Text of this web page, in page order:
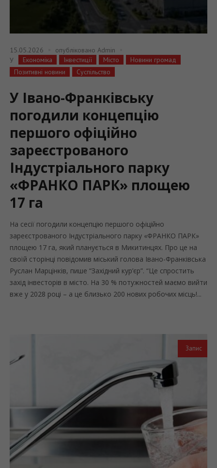
15.05.2026 опубліковано Admin
У
Економіка Інвестиції Місто
Новини громад
Позитивні новини
Суспільство
У Івано-Франківську
погодили концепцію
першого офіційно
зареєстрованого
Індустріального парку
«ФРАНКО ПАРК» площею
17 га
На сесії погодили концепцію першого офіційно
зареєстрованого Індустріального парку «ФРАНКО ПАРК»
площею 17 га, який планується в Микитинцях. Про це на
своїй сторінці повідомив міський голова Івано-Франківська
Руслан Марцінків, пише “Західний кур’єр”. “Це спростить
захід інвесторів в місто. На 30 % потужностей маємо вийти
вже у 2028 році – а це близько 200 нових робочих місць!...
Запис